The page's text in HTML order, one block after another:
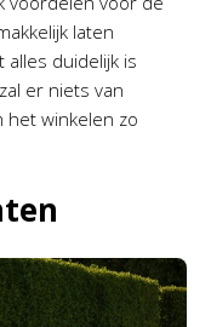
laten
duidelijk is
er niets van
het winkelen zo